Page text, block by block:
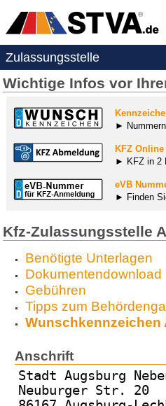
Zulassungsstelle
Wichtige Infos vor
►
KFZ
► KFZ in 2
eVB
► Finden
Kfz-Zulassungsstelle
Benötigte Unterlagen
Dokumentendownload
Gebühren
Tipps zum
Anschrift
Stadt Augsburg
Neuburger Str. 20